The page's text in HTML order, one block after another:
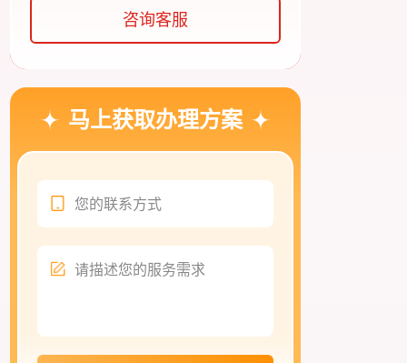
咨询客服
马上获取办理方案